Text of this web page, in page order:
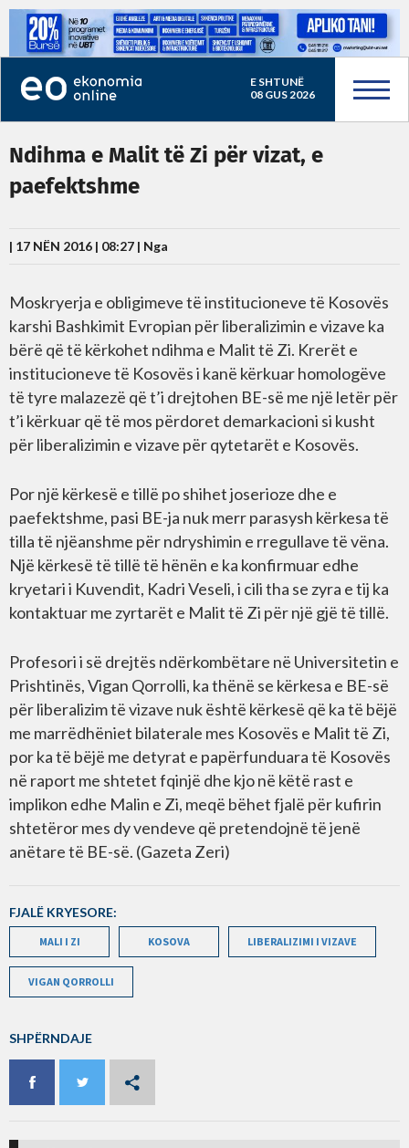
E SHTUNË
08 GUS 2026
Ndihma e Malit të Zi për vizat, e
paefektshme
| 17 NËN 2016 | 08:27 | Nga
Moskryerja e obligimeve të institucioneve të Kosovës
karshi Bashkimit Evropian për liberalizimin e vizave ka
bërë që të kërkohet ndihma e Malit të Zi. Krerët e
institucioneve të Kosovës i kanë kërkuar homologëve
të tyre malazezë që t’i drejtohen BE-së me një letër për
t’i kërkuar që të mos përdoret demarkacioni si kusht
për liberalizimin e vizave për qytetarët e Kosovës.
Por një kërkesë e tillë po shihet joserioze dhe e
paefektshme, pasi BE-ja nuk merr parasysh kërkesa të
tilla të njëanshme për ndryshimin e rregullave të vëna.
Një kërkesë të tillë të hënën e ka konfirmuar edhe
kryetari i Kuvendit, Kadri Veseli, i cili tha se zyra e tij ka
kontaktuar me zyrtarët e Malit të Zi për një gjë të tillë.
Profesori i së drejtës ndërkombëtare në Universitetin e
Prishtinës, Vigan Qorrolli, ka thënë se kërkesa e BE-së
për liberalizim të vizave nuk është kërkesë që ka të bëjë
me marrëdhëniet bilaterale mes Kosovës e Malit të Zi,
por ka të bëjë me detyrat e papërfunduara të Kosovës
në raport me shtetet fqinjë dhe kjo në këtë rast e
implikon edhe Malin e Zi, meqë bëhet fjalë për kufirin
shtetëror mes dy vendeve që pretendojnë të jenë
anëtare të BE-së. (Gazeta Zeri)
FJALË KRYESORE:
MALI I ZI KOSOVA LIBERALIZIMI I VIZAVE
VIGAN QORROLLI
SHPËRNDAJE